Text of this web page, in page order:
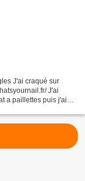
J'ai craqué sur
J'ai
a paillettes puis j'ai